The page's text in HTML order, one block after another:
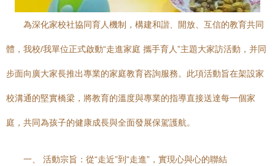
為深化家校社協同育人機制，構建和諧、開放、互信的教育共同
體，我校/我單位正式啟動“走進家庭 攜手育人”主題大家訪活動，并同
步面向廣大家長推出專業的家庭教育咨詢服務。此項活動旨在架設家
校溝通的堅實橋梁，將教育的溫度與專業的指導直接送達每一個家
庭，共同為孩子的健康成長與全面發展保駕護航。
一、 活動宗旨：從“走近”到“走進”，實現心與心的聯結